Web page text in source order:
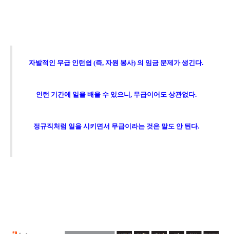
자발적인 무급 인턴쉽 (즉, 자원 봉사) 의 임금 문제가 생긴다.
인턴 기간에 일을 배울 수 있으니, 무급이어도 상관없다.
정규직처럼 일을 시키면서 무급이라는 것은 말도 안 된다.